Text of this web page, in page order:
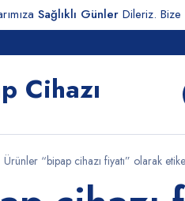
Sağlıklı Günler Dileriz. Bize
Ürünler “bipap cihazı fiyatı” olarak